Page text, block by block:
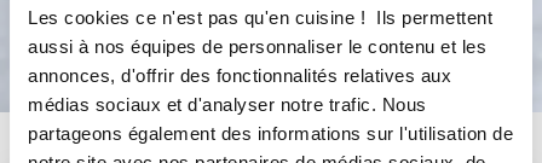
Les cookies ce n'est pas qu'en cuisine ! Ils permettent
aussi à nos équipes de personnaliser le contenu et les
annonces, d'offrir des fonctionnalités relatives aux
médias sociaux et d'analyser notre trafic. Nous
partageons également des informations sur l'utilisation de
Bon appétit !
Vous aimerez aussi ...